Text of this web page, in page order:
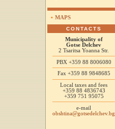
• MAPS
CONTACTS
Municipality of
Gotse Delchev
2 Tsaritsa Yoanna Str.
PBX +359 88 8006080
Fax +359 88 9848685
Local taxes and fees
+359 88 4836743
+359 751 95075
e-mail
obshtina@gotsedelchev.bg